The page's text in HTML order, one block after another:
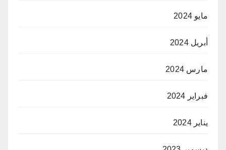
مايو 2024
أبريل 2024
مارس 2024
فبراير 2024
يناير 2024